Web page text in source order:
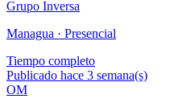
Grupo Inversa
Managua · Presencial
Tiempo completo
Publicado hace 3 semana(s)
OM